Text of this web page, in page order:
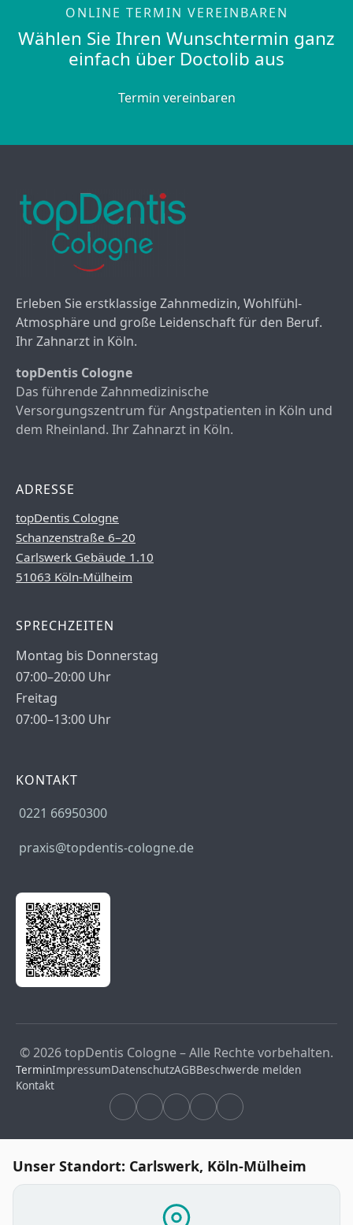
ONLINE TERMIN VEREINBAREN
Wählen Sie Ihren Wunschtermin ganz
einfach über Doctolib aus
Termin vereinbaren
Erleben Sie erstklassige Zahnmedizin, Wohlfühl-
Atmosphäre und große Leidenschaft für den Beruf.
Ihr Zahnarzt in Köln.
topDentis Cologne
Das führende Zahnmedizinische
Versorgungszentrum für Angstpatienten in Köln und
dem Rheinland. Ihr Zahnarzt in Köln.
ADRESSE
topDentis Cologne
Schanzenstraße 6–20
Carlswerk Gebäude 1.10
51063 Köln-Mülheim
SPRECHZEITEN
Montag bis Donnerstag
07:00–20:00 Uhr
Freitag
07:00–13:00 Uhr
KONTAKT
0221 66950300
praxis@topdentis-cologne.de
© 2026 topDentis Cologne – Alle Rechte vorbehalten.
TerminImpressumDatenschutzAGBBeschwerde melden
Kontakt
Unser Standort: Carlswerk, Köln-Mülheim